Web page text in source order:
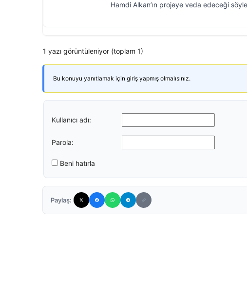
Hamdi Alkan’ın projeye veda edeceği
1 yazı görüntüleniyor (toplam 1)
Bu konuyu yanıtlamak için giriş yapmış olmalısınız.
Kullanıcı adı:
Parola:
Beni hatırla
Paylaş: